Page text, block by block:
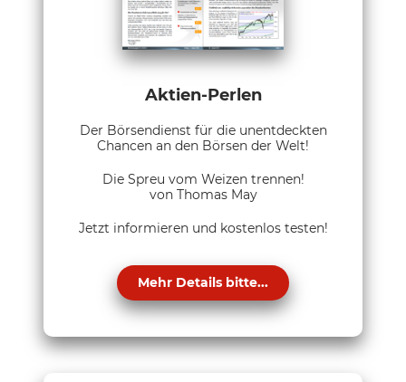
Aktien-Perlen
Der Börsendienst für die unentdeckten
Chancen an den Börsen der Welt!
Die Spreu vom Weizen trennen!
von Thomas May
Jetzt informieren und kostenlos testen!
Mehr Details bitte...